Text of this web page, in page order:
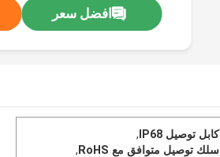
افضل سعر
كابل توصيل IP68
,
سلك توصيل متوافق مع RoHS
,